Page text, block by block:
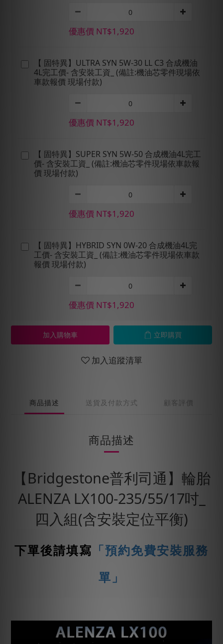
優惠價 NT$1,920
【 固特異】ULTRA SYN 5W-30 LL C3 合成機油
4L完工價- 含安裝工資_ (備註:機油芯零件現場依
車款報價 現場付款)
優惠價 NT$1,920
【 固特異】SUPER SYN 5W-50 合成機油4L完工
價- 含安裝工資_ (備註:機油芯零件現場依車款報
價 現場付款)
優惠價 NT$1,920
【 固特異】HYBRID SYN 0W-20 合成機油4L完
工價- 含安裝工資_ (備註:機油芯零件現場依車款
報價 現場付款)
優惠價 NT$1,920
加入購物車 立即購買
加入追蹤清單
商品描述 送貨及付款方式 顧客評價
商品描述
【Bridgestone普利司通】輪胎
ALENZA LX100-235/55/17吋_
四入組(含安裝定位平衡)
下單後請填寫 「預約免費安裝服務
單」